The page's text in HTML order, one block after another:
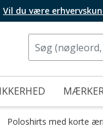
Vil du være
Poloshirts med korte